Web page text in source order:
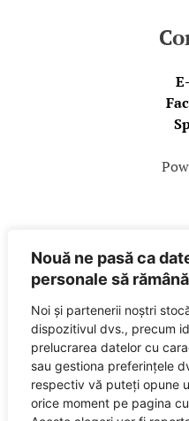
Nouă ne pasă ca
personale să
Noi și partenerii noștri
dispozitivul dvs., precum
prelucrarea datelor cu
sau gestiona preferințele
respectiv vă puteți opune
orice moment pe pagina
SUNETE este marcă
RO 32408505
Editor: City Guide Media
Sediul central: Brașov, Str.